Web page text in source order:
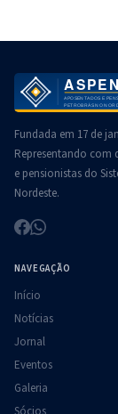
Fundada em 17 de
Representando com
e pensionistas do
Nordeste.
NAVEGAÇÃO
Início
Notícias
Jornal
Eventos
Galeria